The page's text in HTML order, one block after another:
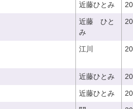
近藤ひとみ
近藤 ひと
み
江川
近藤ひとみ
近藤ひとみ